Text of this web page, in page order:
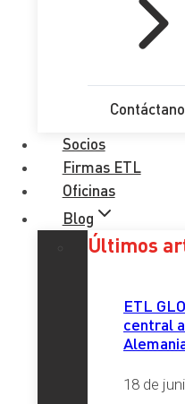
Socios
Firmas ETL
Oficinas
Blog
Últimos
ETL
central
18 de
) World
Consolidando su posición
ETL GLOBAL no sólo ha
también su crecimiento
incremento del 13% en su
Además, ETL GLOBAL
resultados en su
contabilidad por áreas de
14ª en Tax